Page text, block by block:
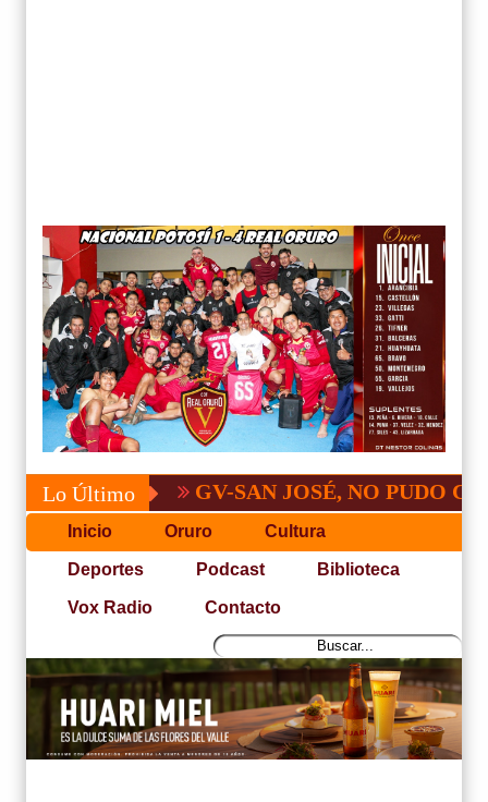
Lo ÚltimoGV-SAN JOSÉ, NO PUDO CON SAN
Inicio Oruro Cultura
Deportes Podcast Biblioteca
Vox Radio Contacto